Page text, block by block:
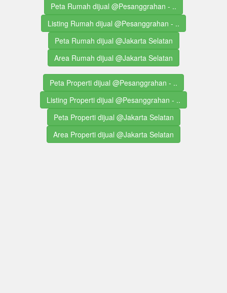
Peta Rumah dijual @Pesanggrahan - ..
Listing Rumah dijual @Pesanggrahan - ..
Peta Rumah dijual @Jakarta Selatan
Area Rumah dijual @Jakarta Selatan
Peta Properti dijual @Pesanggrahan - ..
Listing Properti dijual @Pesanggrahan - ..
Peta Properti dijual @Jakarta Selatan
Area Properti dijual @Jakarta Selatan